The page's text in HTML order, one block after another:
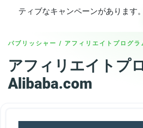
ティブなキャンペーンがあります。
パブリッシャー / アフィリエイトプログラ
アフィリエイトプ
Alibaba.com